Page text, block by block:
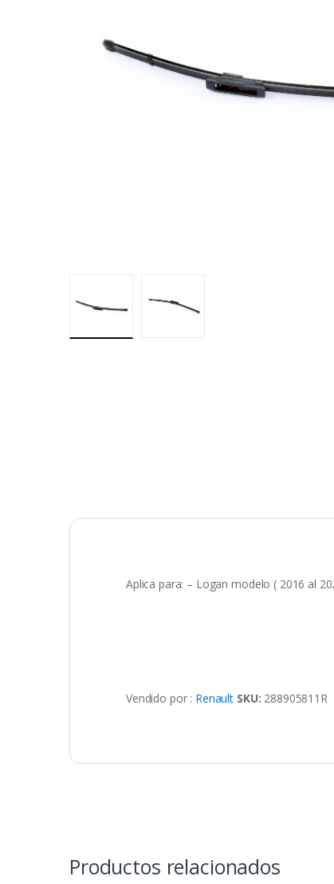
Aplica para: – Logan modelo ( 2016 al
Vendido por : Renault SKU: 288905811R
Productos relacionados